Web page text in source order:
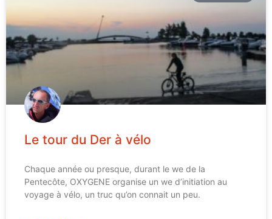
Le tour du Der à vélo
Chaque année ou presque, durant le we de la
Pentecôte, OXYGENE organise un we d’initiation au
voyage à vélo, un truc qu’on connait un peu.